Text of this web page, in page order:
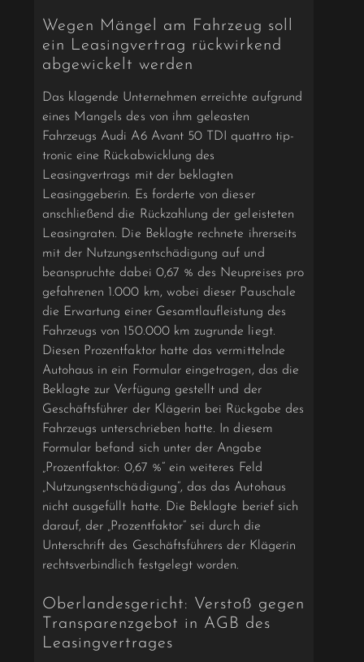
Wegen Mängel am Fahrzeug soll
ein Leasingvertrag rückwirkend
abgewickelt werden
Das klagende Unternehmen erreichte aufgrund
eines Mangels des von ihm geleasten
Fahrzeugs Audi A6 Avant 50 TDI quattro tip-
tronic eine Rückabwicklung des
Leasingvertrags mit der beklagten
Leasinggeberin. Es forderte von dieser
anschließend die Rückzahlung der geleisteten
Leasingraten. Die Beklagte rechnete ihrerseits
mit der Nutzungsentschädigung auf und
beanspruchte dabei 0,67 % des Neupreises pro
gefahrenen 1.000 km, wobei dieser Pauschale
die Erwartung einer Gesamtlaufleistung des
Fahrzeugs von 150.000 km zugrunde liegt.
Diesen Prozentfaktor hatte das vermittelnde
Autohaus in ein Formular eingetragen, das die
Beklagte zur Verfügung gestellt und der
Geschäftsführer der Klägerin bei Rückgabe des
Fahrzeugs unterschrieben hatte. In diesem
Formular befand sich unter der Angabe
„Prozentfaktor: 0,67 %“ ein weiteres Feld
„Nutzungsentschädigung“, das das Autohaus
nicht ausgefüllt hatte. Die Beklagte berief sich
darauf, der „Prozentfaktor“ sei durch die
Unterschrift des Geschäftsführers der Klägerin
rechtsverbindlich festgelegt worden.
Oberlandesgericht: Verstoß gegen
Transparenzgebot in AGB des
Leasingvertrages